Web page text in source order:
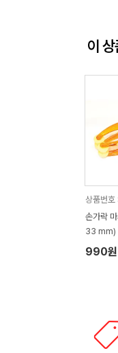
이
상품번
손가락
33 mm)
990원